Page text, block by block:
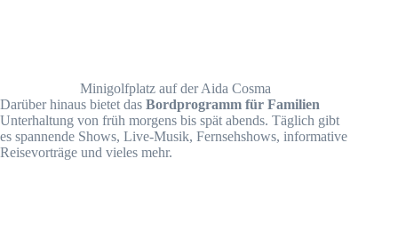
Minigolfplatz auf der Aida Cosma
Darüber hinaus bietet das Bordprogramm für Familien
Unterhaltung von früh morgens bis spät abends. Täglich gibt
es spannende Shows, Live-Musik, Fernsehshows, informative
Reisevorträge und vieles mehr.